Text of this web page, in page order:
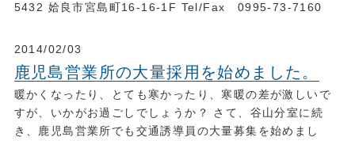
5432 姶良市宮島町16-16-1F Tel/Fax 0995-73-7160
2014/02/03
鹿児島営業所の大量採用を始めました。
暖かくなったり、とても寒かったり、寒暖の差が激しいで
すが、いかがお過ごしでしょうか？ さて、谷山分室に続
き、鹿児島営業所でも交通誘導員の大量募集を始めまし